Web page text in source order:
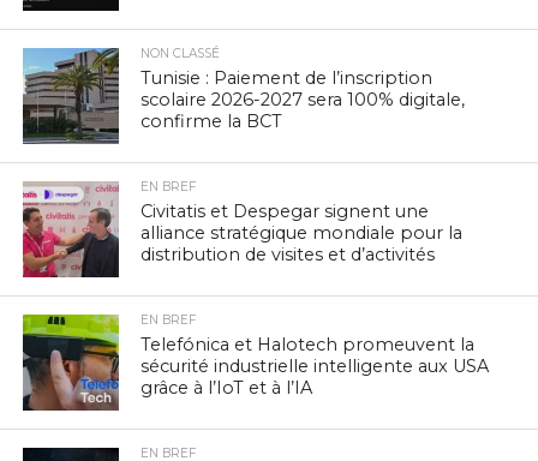
NON CLASSÉ
Tunisie : Paiement de l’inscription
scolaire 2026-2027 sera 100% digitale,
confirme la BCT
EN BREF
Civitatis et Despegar signent une
alliance stratégique mondiale pour la
distribution de visites et d’activités
EN BREF
Telefónica et Halotech promeuvent la
sécurité industrielle intelligente aux USA
grâce à l’IoT et à l’IA
EN BREF